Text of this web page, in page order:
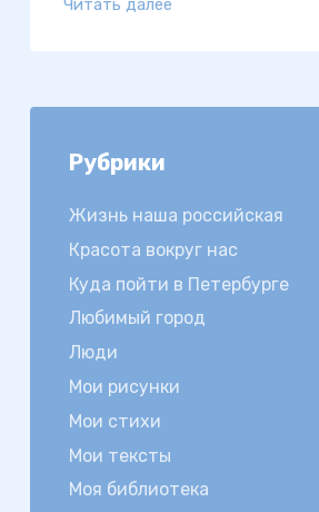
Читать далее
Рубрики
Жизнь наша российская
Красота вокруг нас
Куда пойти в Петербурге
Любимый город
Люди
Мои рисунки
Мои стихи
Мои тексты
Моя библиотека